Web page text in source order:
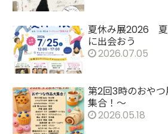
夏休み展2026 夏
に出会おう
2026.07.05
第2回3時のおや
集合！～
2026.05.18